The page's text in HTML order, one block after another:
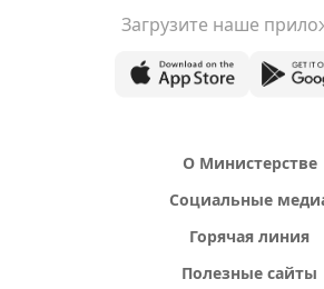
Загрузите наше
О Министерстве
Социальные
Горячая линия
Полезные сайты